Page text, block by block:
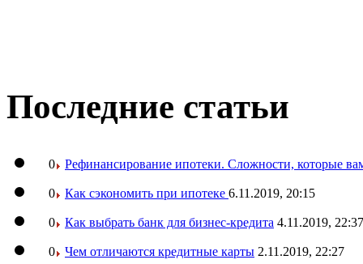
Последние статьи
0 Рефинансирование ипотеки. Сложности, которые
0 Как сэкономить при ипотеке 6.11.2019, 20:15
0 Как выбрать банк для бизнес-кредита 4.11.2019, 22:37
0 Чем отличаются кредитные карты 2.11.2019, 22:27